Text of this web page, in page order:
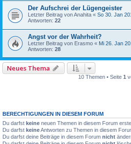
Der Aufschrei der Lügengeister
Letzter Beitrag vonAnahita « So 30. Jan
Antworten: 22
Angst vor der Wahrheit?
Letzter Beitrag von Erasmo « Mi 26. Jan
Antworten: 28
Neues Thema
10 Themen • Seite 1
BERECHTIGUNGEN IN DIESEM FORUM
Du darfst keine neuen Themen in diesem Forum
Du darfst keineAntworten zu Themen in diesem
Du darfst deine Beiträge in diesem Forum nicht